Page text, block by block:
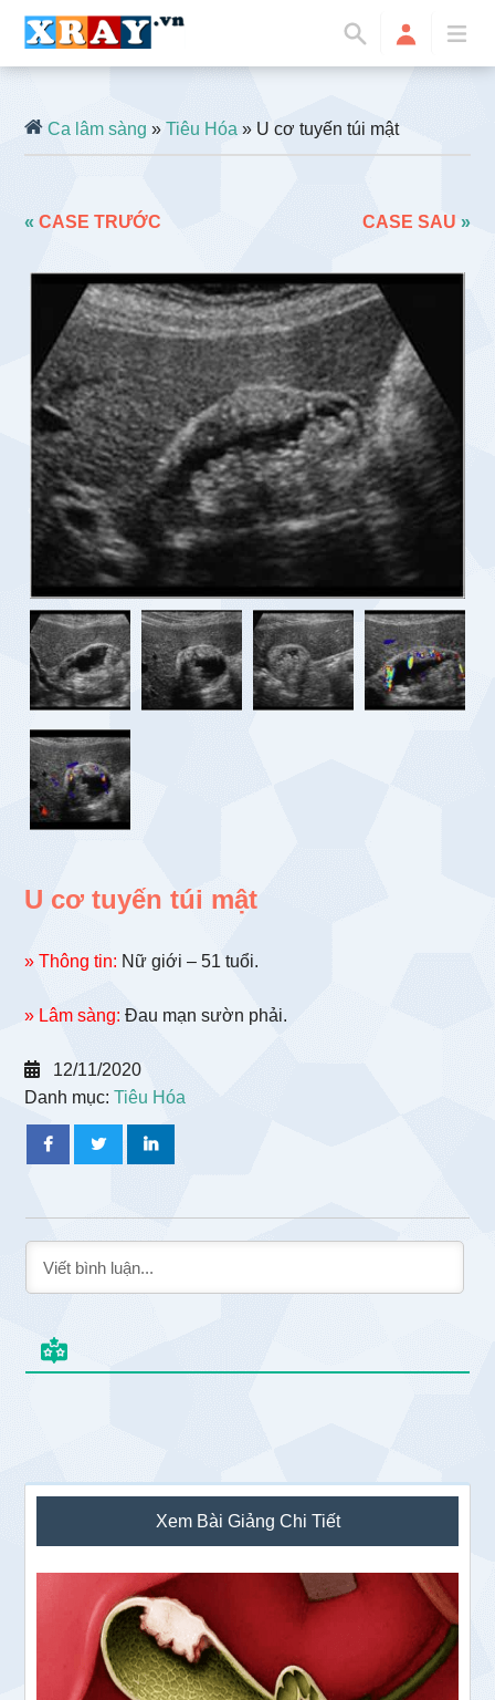
Ca lâm sàng »Tiêu Hóa » U cơ tuyến túi mật
«CASE TRƯỚC CASE SAU »
U cơ tuyến túi mật
» Thông tin: Nữ giới – 51 tuổi.
» Lâm sàng: Đau mạn sườn phải.
12/11/2020
Danh mục:Tiêu Hóa
Sidebar
chính
Xem Bài Giảng Chi Tiết